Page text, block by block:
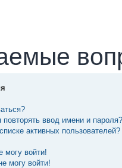
ввод имени и пароля?
активных пользователей?
могу войти!
могу войти!